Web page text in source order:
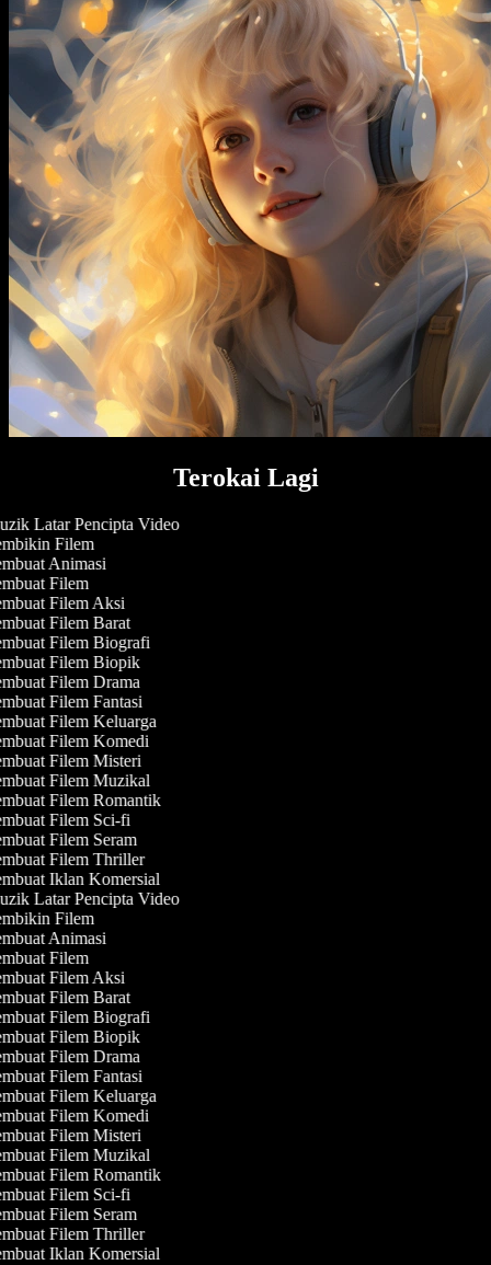
Terokai Lagi
Latar Pencipta Video
Filem
Animasi
Filem
Filem Aksi
Filem Barat
Filem Biografi
Filem Biopik
Filem Drama
Filem Fantasi
Filem Keluarga
Filem Komedi
Filem Misteri
Filem Muzikal
Filem Romantik
Filem Sci-fi
Filem Seram
Filem Thriller
Iklan Komersial
Latar Pencipta Video
Filem
Animasi
Filem
Filem Aksi
Filem Barat
Filem Biografi
Filem Biopik
Filem Drama
Filem Fantasi
Filem Keluarga
Filem Komedi
Filem Misteri
Filem Muzikal
Filem Romantik
Filem Sci-fi
Filem Seram
Filem Thriller
Iklan Komersial